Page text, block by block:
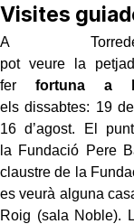
Visites
A
pot veure la
fer fortuna a
els dissabtes: 19
16 d’agost. El
la Fundació Pere
claustre de la
es veurà alguna
Roig (sala Noble).